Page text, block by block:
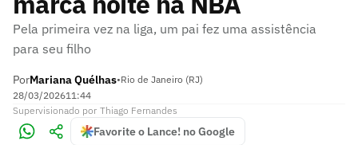
Pela primeira vez na liga, um pai fez uma assistência
para seu filho
PorMariana Quélhas•Rio de Janeiro (RJ)
28/03/202611:44
Supervisionado por Thiago Fernandes
Favorite o Lance! no Google